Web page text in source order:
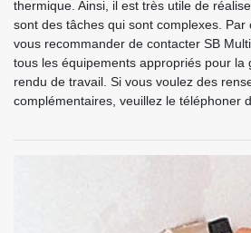
thermique. Ainsi, il est très utile de
sont des tâches qui sont complexes.
vous recommander de contacter SB
tous les équipements appropriés pour la
rendu de travail. Si vous voulez des
complémentaires, veuillez le téléphoner